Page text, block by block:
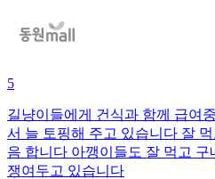
5
길냥이들에게 건식과 함께 급여
서 늘 토핑해 주고 있습니다 잘
음 합니다 아깽이들도 잘 먹고
쟁여두고 있습니다